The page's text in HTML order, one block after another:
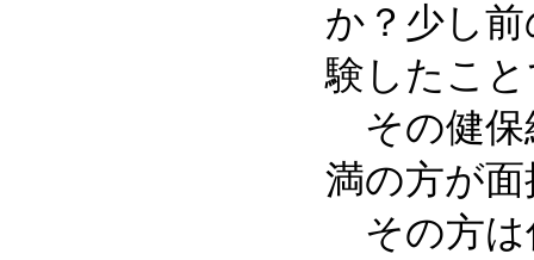
か？少し
験したこ
その健保
満の方が
その方は